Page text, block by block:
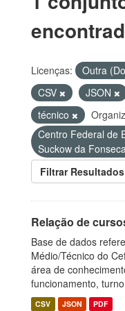
Licenças: Outra
CSV
JSON
técnico
Centro Federal de
Suckow da
Filtrar Resultados
Relação de
Base de dados
Médio/Técnico do
área de
funcionamento,
CSV JSON PDF